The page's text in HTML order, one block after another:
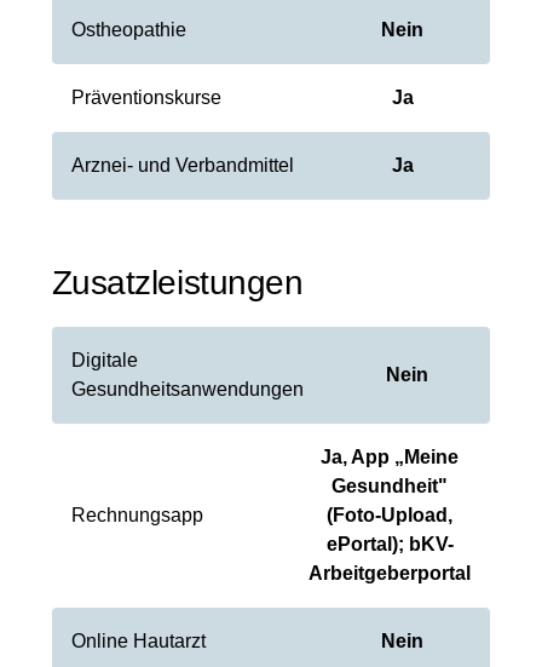
Ostheopathie Nein
Präventionskurse Ja
Arznei- und Verbandmittel Ja
Zusatzleistungen
Digitale
Gesundheitsanwendungen
Nein
Rechnungsapp
Ja, App „Meine
Gesundheit"
(Foto-Upload,
ePortal); bKV-
Arbeitgeberportal
Online Hautarzt Nein